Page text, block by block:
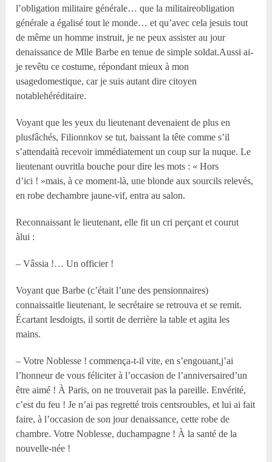
l’obligation militaire générale… que la militaireobligation
générale a égalisé tout le monde… et qu’avec cela jesuis tout
de même un homme instruit, je ne peux assister au jour
denaissance de Mlle Barbe en tenue de simple soldat.Aussi ai-
je revêtu ce costume, répondant mieux à mon
usagedomestique, car je suis autant dire citoyen
notablehéréditaire.
Voyant que les yeux du lieutenant devenaient de plus en
plusfâchés, Filionnkov se tut, baissant la tête comme s’il
s’attendaità recevoir immédiatement un coup sur la nuque. Le
lieutenant ouvritla bouche pour dire les mots : « Hors
d’ici ! »mais, à ce moment-là, une blonde aux sourcils relevés,
en robe dechambre jaune-vif, entra au salon.
Reconnaissant le lieutenant, elle fit un cri perçant et courut
àlui :
– Vâssia !… Un officier !
Voyant que Barbe (c’était l’une des pensionnaires)
connaissaitle lieutenant, le secrétaire se retrouva et se remit.
Écartant lesdoigts, il sortit de derrière la table et agita les
mains.
– Votre Noblesse ! commença-t-il vite, en s’engouant,j’ai
l’honneur de vous féliciter à l’occasion de l’anniversaired’un
être aimé ! À Paris, on ne trouverait pas la pareille. Envérité,
c’est du feu ! Je n’ai pas regretté trois centsroubles, et lui ai fait
faire, à l’occasion de son jour denaissance, cette robe de
chambre. Votre Noblesse, duchampagne ! À la santé de la
nouvelle-née !